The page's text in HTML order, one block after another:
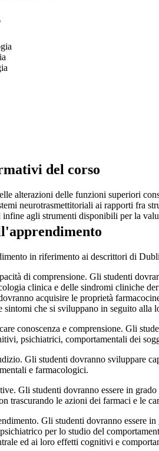
del corso
alterazioni delle funzioni superiori
neurotrasmettitoriali ai rapporti fra
infine agli strumenti disponibili per la
in riferimento ai descrittori di
di comprensione. Gli studenti
clinica e delle sindromi cliniche
acquisire le proprietà
sintomi che si sviluppano in seguito alla
conoscenza e comprensione. Gli
psichiatrici, comportamentali dei
Gli studenti dovranno sviluppare
e farmacologici.
Gli studenti dovranno essere in
trascurando le azioni dei farmaci e le
Gli studenti dovranno essere
per lo studio del
ed ai loro effetti cognitivi e